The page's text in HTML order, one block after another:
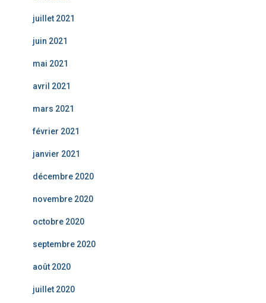
juillet 2021
juin 2021
mai 2021
avril 2021
mars 2021
février 2021
janvier 2021
décembre 2020
novembre 2020
octobre 2020
septembre 2020
août 2020
juillet 2020